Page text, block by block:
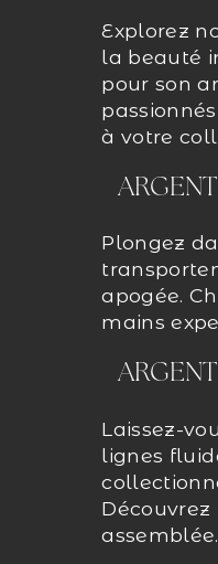
Explorez
la beauté
pour son
à votre
Plongez
apogée.
mains
Laissez-
lignes
assemblée.